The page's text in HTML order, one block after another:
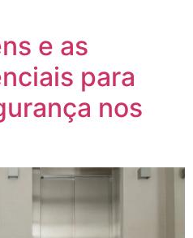
e as
para
nos